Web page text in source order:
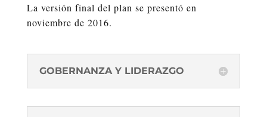
La versión final del plan se presentó en
noviembre de 2016.
GOBERNANZA Y LIDERAZGO